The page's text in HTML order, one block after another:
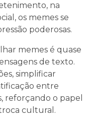
na
os memes se
poderosas.
memes é quase
de texto.
simplificar
entre
reforçando o papel
cultural.